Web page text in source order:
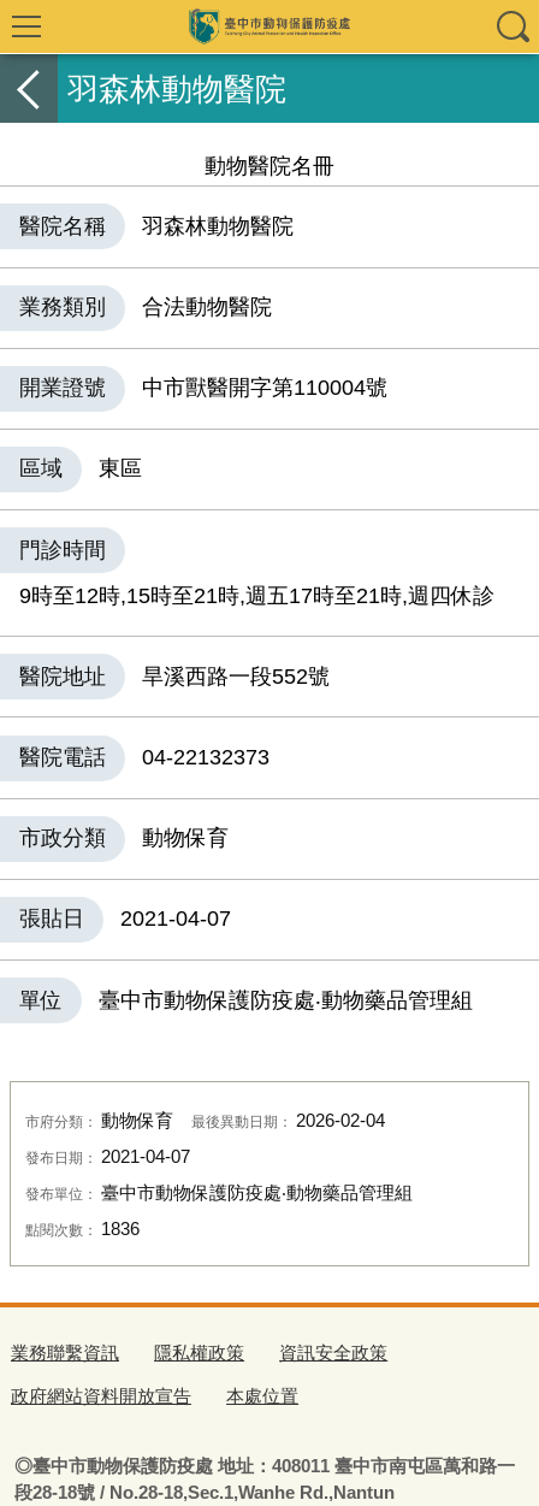
羽森林動物醫院
動物醫院名冊
醫院名稱 羽森林動物醫院
業務類別 合法動物醫院
開業證號 中市獸醫開字第110004號
區域 東區
門診時間
9時至12時,15時至21時,週五17時至21時,週四休診
醫院地址 旱溪西路一段552號
醫院電話 04-22132373
市政分類 動物保育
張貼日 2021-04-07
單位 臺中市動物保護防疫處‧動物藥品管理組
市府分類： 動物保育 最後異動日期： 2026-02-04
發布日期： 2021-04-07
發布單位： 臺中市動物保護防疫處‧動物藥品管理組
點閱次數： 1836
業務聯繫資訊 隱私權政策 資訊安全政策
政府網站資料開放宣告 本處位置
◎臺中市動物保護防疫處地址：408011 臺中市南屯區萬和路一
段28-18號 / No.28-18,Sec.1,Wanhe Rd.,Nantun